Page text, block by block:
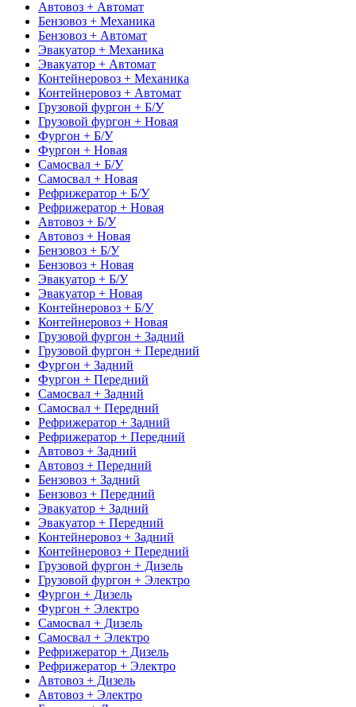
Автовоз + Автомат
Бензовоз + Механика
Бензовоз + Автомат
Эвакуатор + Механика
Эвакуатор + Автомат
Контейнеровоз + Механика
Контейнеровоз + Автомат
Грузовой фургон + Б/У
Грузовой фургон + Новая
Фургон + Б/У
Фургон + Новая
Самосвал + Б/У
Самосвал + Новая
Рефрижератор + Б/У
Рефрижератор + Новая
Автовоз + Б/У
Автовоз + Новая
Бензовоз + Б/У
Бензовоз + Новая
Эвакуатор + Б/У
Эвакуатор + Новая
Контейнеровоз + Б/У
Контейнеровоз + Новая
Грузовой фургон + Задний
Грузовой фургон + Передний
Фургон + Задний
Фургон + Передний
Самосвал + Задний
Самосвал + Передний
Рефрижератор + Задний
Рефрижератор + Передний
Автовоз + Задний
Автовоз + Передний
Бензовоз + Задний
Бензовоз + Передний
Эвакуатор + Задний
Эвакуатор + Передний
Контейнеровоз + Задний
Контейнеровоз + Передний
Грузовой фургон + Дизель
Грузовой фургон + Электро
Фургон + Дизель
Фургон + Электро
Самосвал + Дизель
Самосвал + Электро
Рефрижератор + Дизель
Рефрижератор + Электро
Автовоз + Дизель
Автовоз + Электро